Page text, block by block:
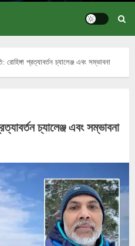
রোহিঙ্গা প্রত্যাবর্তন চ্যালেঞ্জ এবং সম্ভাবনা
চ্যালেঞ্জ এবং সম্ভাবনা